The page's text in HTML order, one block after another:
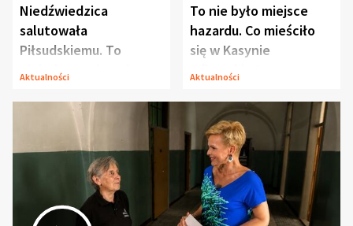
Niedźwiedzica
salutowała
Piłsudskiemu. To
niejedyna tajemnica
Aktualności
To nie było miejsce
hazardu. Co mieściło
się w Kasynie
Oficerskim?
Aktualności